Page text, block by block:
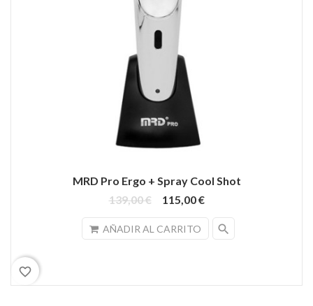
MRD Pro Ergo + Spray Cool Shot
139,00 €
115,00 €
AÑADIR AL CARRITO search
favorite_border